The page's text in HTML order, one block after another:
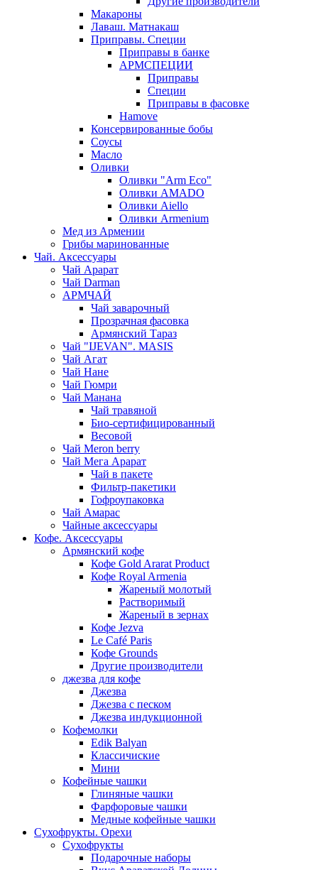
Макароны
Лаваш. Матнакаш
Приправы. Специи
Приправы в банке
АРМСПЕЦИИ
Приправы
Специи
Приправы в фасовке
Hamove
Консервированные бобы
Соусы
Масло
Оливки
Оливки "Arm Eco"
Оливки AMADO
Оливки Aiello
Оливки Armenium
Мед из Армении
Грибы маринованные
Чай. Аксессуары
Чай Арарат
Чай Darman
АРМЧАЙ
Чай заварочный
Прозрачная фасовка
Армянский Тараз
Чай "IJEVAN". MASIS
Чай Агат
Чай Нане
Чай Гюмри
Чай Манана
Чай травяной
Био-сертифицированный
Весовой
Чай Meron berry
Чай Мега Арарат
Чай в пакете
Фильтр-пакетики
Гофроупаковка
Чай Амарас
Чайные аксессуары
Кофе. Аксессуары
Армянский кофе
Кофе Gold Ararat Product
Кофе Royal Armenia
Жареный молотый
Растворимый
Жареный в зернах
Кофе Jezva
Le Café Paris
Кофе Grounds
Другие производители
джезва для кофе
Джезва
Джезва с песком
Джезва индукционной
Кофемолки
Edik Balyan
Классичиские
Мини
Кофейные чашки
Глиняные чашки
Фарфоровые чашки
Медные кофейные чашки
Сухофрукты. Орехи
Сухофрукты
Подарочные наборы